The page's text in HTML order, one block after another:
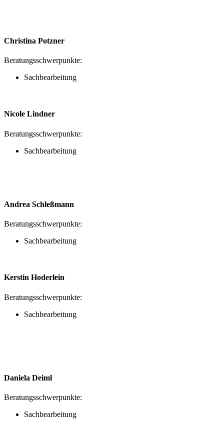
Christina Potzner
Beratungsschwerpunkte:
Sachbearbeitung
Nicole Lindner
Beratungsschwerpunkte:
Sachbearbeitung
Andrea Schleßmann
Beratungsschwerpunkte:
Sachbearbeitung
Kerstin Hoderlein
Beratungsschwerpunkte:
Sachbearbeitung
Daniela Deiml
Beratungsschwerpunkte:
Sachbearbeitung